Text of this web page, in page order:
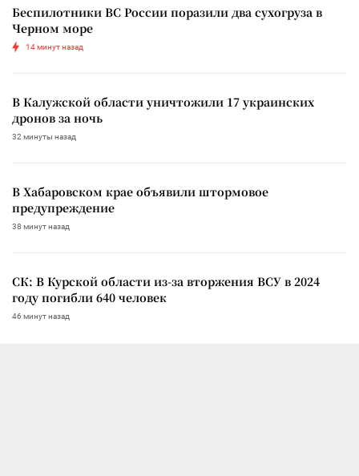
Беспилотники ВС России поразили два сухогруза в
Черном море
14 минут назад
В Калужской области уничтожили 17 украинских
дронов за ночь
32 минуты назад
В Хабаровском крае объявили штормовое
предупреждение
38 минут назад
СК: В Курской области из-за вторжения ВСУ в 2024
году погибли 640 человек
46 минут назад